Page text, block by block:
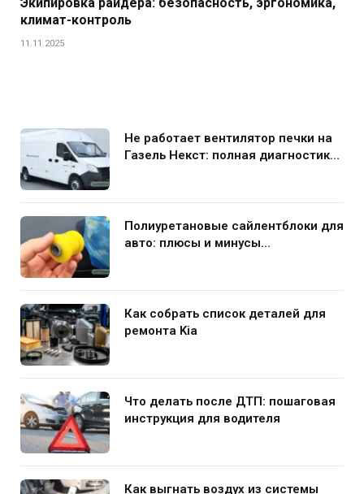
климат-контроль
11.11.2025
Не работает вентилятор печки на
Газель Некст: полная диагностика
Полиуретановые сайлентблоки для
авто: плюсы и минусы
Как собрать список деталей для
ремонта Kia
Что делать после ДТП: пошаговая
инструкция для водителя
Как выгнать воздух из системы